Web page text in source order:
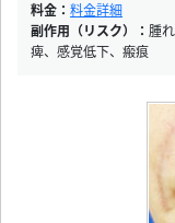
料金： 料金詳細
副作用（リスク）： 腫
痺、感覚低下、瘢痕